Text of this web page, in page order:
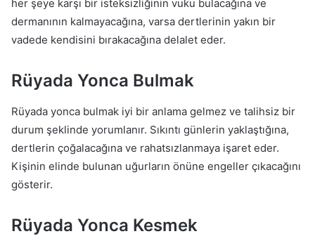
her şeye karşı bir isteksizliğinin vuku bulacağına ve
dermanının kalmayacağına, varsa dertlerinin yakın bir
vadede kendisini bırakacağına delalet eder.
Rüyada Yonca Bulmak
Rüyada yonca bulmak iyi bir anlama gelmez ve talihsiz bir
durum şeklinde yorumlanır. Sıkıntı günlerin yaklaştığına,
dertlerin çoğalacağına ve rahatsızlanmaya işaret eder.
Kişinin elinde bulunan uğurların önüne engeller çıkacağını
gösterir.
Rüyada Yonca Kesmek